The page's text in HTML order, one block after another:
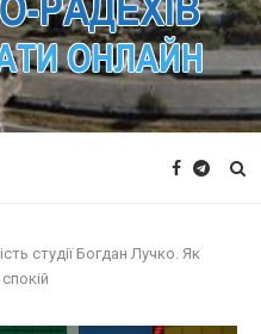
студії Богдан Лучко. Як